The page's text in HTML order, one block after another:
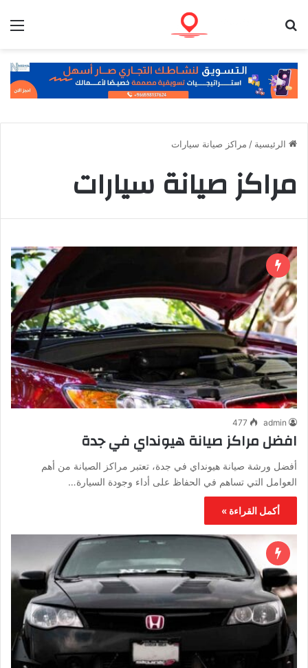
الرئيسية / مراكز صيانة سيارات
مراكز صيانة سيارات
admin
477
افضل مراكز صيانة هيونداي في جدة
أفضل ورشة صيانة هيونداي في جدة، تعتبر مراكز الصيانة من أهم
العوامل التي تساهم في الحفاظ على أداء وجودة السيارة…
أكمل القراءة »